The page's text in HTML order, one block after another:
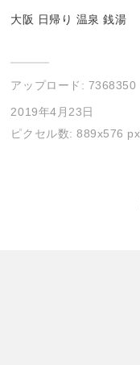
大阪 日帰り 温泉 銭湯
アップロード: 7368350
2019年4月23日
ピクセル数: 889x576 px